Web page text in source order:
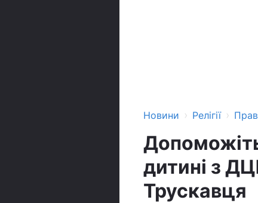
Новини › Релігії ›
дитині з
Трускавця